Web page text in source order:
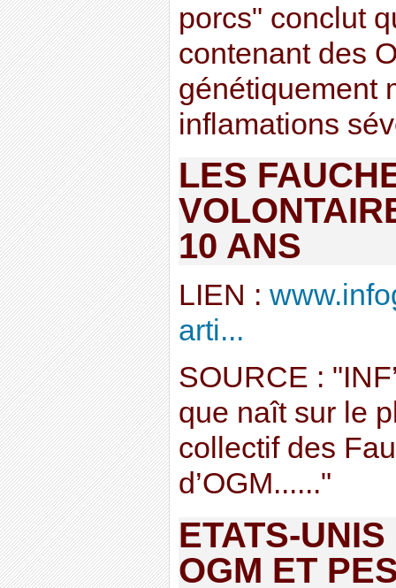
porcs" conclut
contenant des
génétiquement
inflamations
LES
10 ANS
LIEN :
arti...
SOURCE :
que naît sur le
collectif des
d’OGM......"
ETATS-
OGM ET